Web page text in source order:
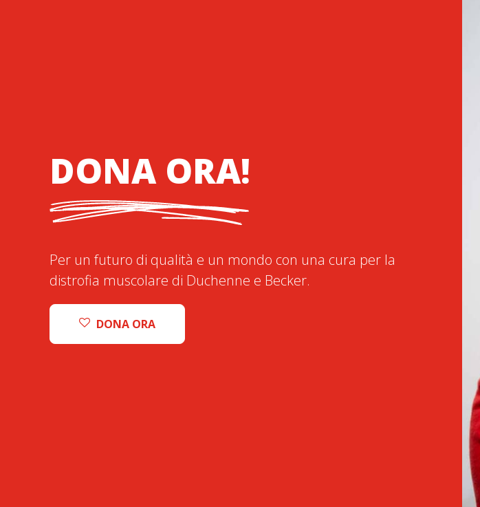
DONA ORA!
Per un futuro di qualità e un mondo con una cura per la
distrofia muscolare di Duchenne e Becker.
DONA ORA